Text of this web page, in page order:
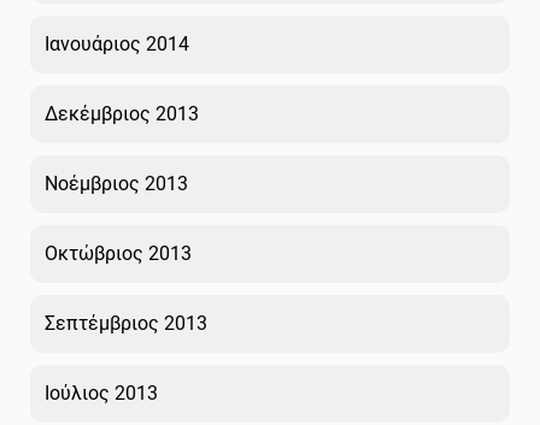
Ιανουάριος 2014
Δεκέμβριος 2013
Νοέμβριος 2013
Οκτώβριος 2013
Σεπτέμβριος 2013
Ιούλιος 2013